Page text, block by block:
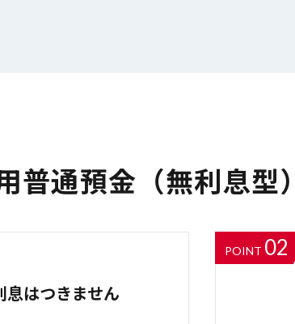
普通預金（無利息型
息はつきません
POINT 02